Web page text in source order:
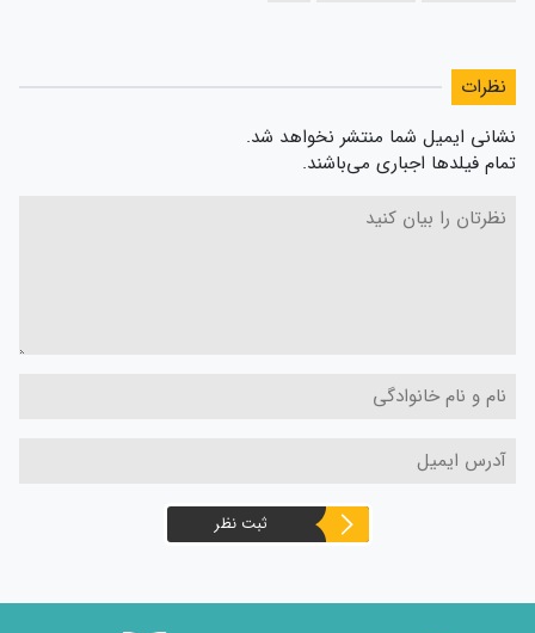
نظرات
نشانی ایمیل شما منتشر نخواهد شد.
تمام فیلدها اجباری می‌باشند.
ثبت نظر